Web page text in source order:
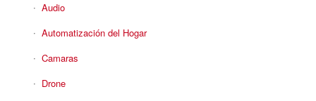
Audio
Automatización del Hogar
Camaras
Drone